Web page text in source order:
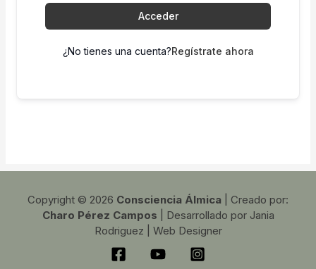
Acceder
¿No tienes una cuenta?Regístrate ahora
Copyright © 2026 Consciencia Álmica | Creado por:
Charo Pérez Campos | Desarrollado por Jania
Rodriguez | Web Designer